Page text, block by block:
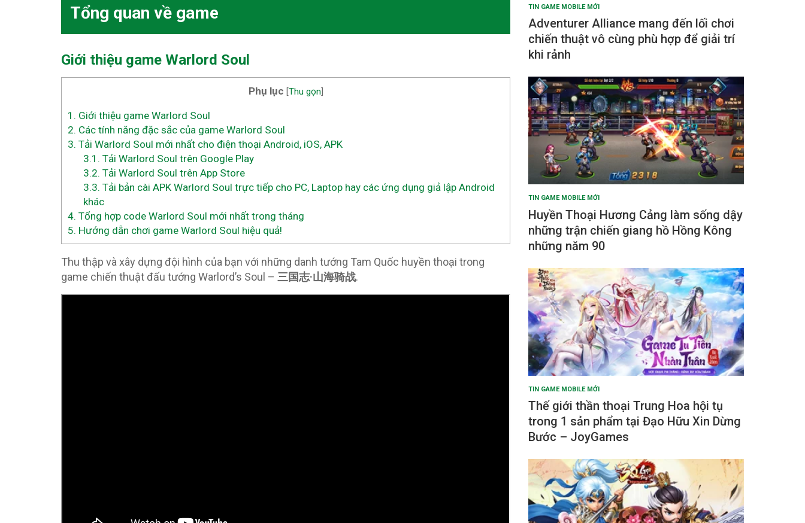
Tổng quan về game
Giới thiệu game Warlord Soul
Phụ lục [Thu gọn]
1. Giới thiệu game Warlord Soul
2. Các tính năng đặc sắc của game Warlord Soul
3. Tải Warlord Soul mới nhất cho điện thoại Android, iOS, APK
3.1. Tải Warlord Soul trên Google Play
3.2. Tải Warlord Soul trên App Store
3.3. Tải bản cài APK Warlord Soul trực tiếp cho PC, Laptop hay các ứng dụng giả lập Android
khác
4. Tổng hợp code Warlord Soul mới nhất trong tháng
5. Hướng dẫn chơi game Warlord Soul hiệu quả!
Thu thập và xây dựng đội hình của bạn với những danh tướng Tam Quốc huyền thoại trong
game chiến thuật đấu tướng Warlord’s Soul – 三国志·山海骑战.
TIN GAME MOBILE MỚI
Adventurer Alliance mang đến lối chơi
chiến thuật vô cùng phù hợp để giải trí
khi rảnh
TIN GAME MOBILE MỚI
Huyền Thoại Hương Cảng làm sống dậy
những trận chiến giang hồ Hồng Kông
những năm 90
TIN GAME MOBILE MỚI
Thế giới thần thoại Trung Hoa hội tụ
trong 1 sản phẩm tại Đạo Hữu Xin Dừng
Bước – JoyGames